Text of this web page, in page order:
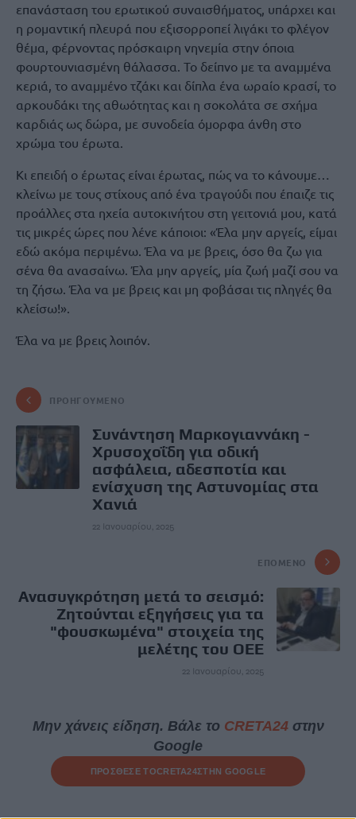
επανάσταση του ερωτικού συναισθήματος, υπάρχει και
η ρομαντική πλευρά που εξισορροπεί λιγάκι το φλέγον
θέμα, φέρνοντας πρόσκαιρη νηνεμία στην όποια
φουρτουνιασμένη θάλασσα. Το δείπνο με τα αναμμένα
κεριά, το αναμμένο τζάκι και δίπλα ένα ωραίο κρασί, το
αρκουδάκι της αθωότητας και η σοκολάτα σε σχήμα
καρδιάς ως δώρα, με συνοδεία όμορφα άνθη στο
χρώμα του έρωτα.
Κι επειδή ο έρωτας είναι έρωτας, πώς να το κάνουμε…
κλείνω με τους στίχους από ένα τραγούδι που έπαιζε τις
προάλλες στα ηχεία αυτοκινήτου στη γειτονιά μου, κατά
τις μικρές ώρες που λένε κάποιοι: «Έλα μην αργείς, είμαι
εδώ ακόμα περιμένω. Έλα να με βρεις, όσο θα ζω για
σένα θα ανασαίνω. Έλα μην αργείς, μία ζωή μαζί σου να
τη ζήσω. Έλα να με βρεις και μη φοβάσαι τις πληγές θα
κλείσω!».
Έλα να με βρεις λοιπόν.
ΠΡΟΗΓΟΎΜΕΝΟ
Συνάντηση Μαρκογιαννάκη -
Χρυσοχοΐδη για οδική
ασφάλεια, αδεσποτία και
ενίσχυση της Αστυνομίας στα
Χανιά
22 Ιανουαρίου, 2025
ΕΠΌΜΕΝΟ
Ανασυγκρότηση μετά το σεισμό:
Ζητούνται εξηγήσεις για τα
"φουσκωμένα" στοιχεία της
μελέτης του ΟΕΕ
22 Ιανουαρίου, 2025
Μην χάνεις είδηση. Βάλε το CRETA24στην
Google
ΠΡΟΣΘΕΣΕ ΤΟCRETA24ΣΤΗΝ GOOGLE